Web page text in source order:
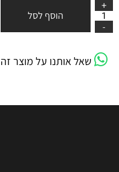
הוסף לסל
שאל אותנו על מוצר זה